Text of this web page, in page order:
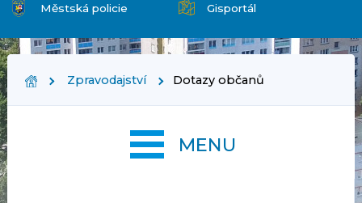
Městská policie Gisportál
Zpravodajství Dotazy občanů
MENU